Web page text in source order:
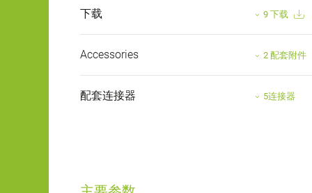
下载 9 下载
Accessories 2 配套附件
配套连接器 5连接器